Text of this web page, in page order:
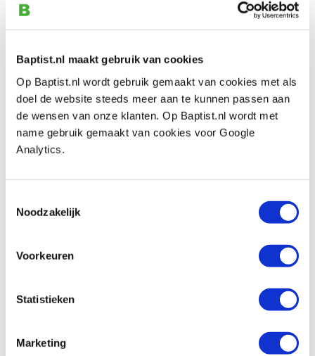
Baptist.nl maakt gebruik van cookies
Op Baptist.nl wordt gebruik gemaakt van cookies met als
doel de website steeds meer aan te kunnen passen aan
de wensen van onze klanten. Op Baptist.nl wordt met
name gebruik gemaakt van cookies voor Google
Analytics.
Noodzakelijk
Voorkeuren
Statistieken
Marketing
Kirjes opblaasbare schuurbal Ø 40 x 40
Productnumber: 21086
€ 53,30 incl. VAT
€ 44,05 excl. VAT
In stock
Kirjes opblaasbare schuurbal Ø 20 x 20